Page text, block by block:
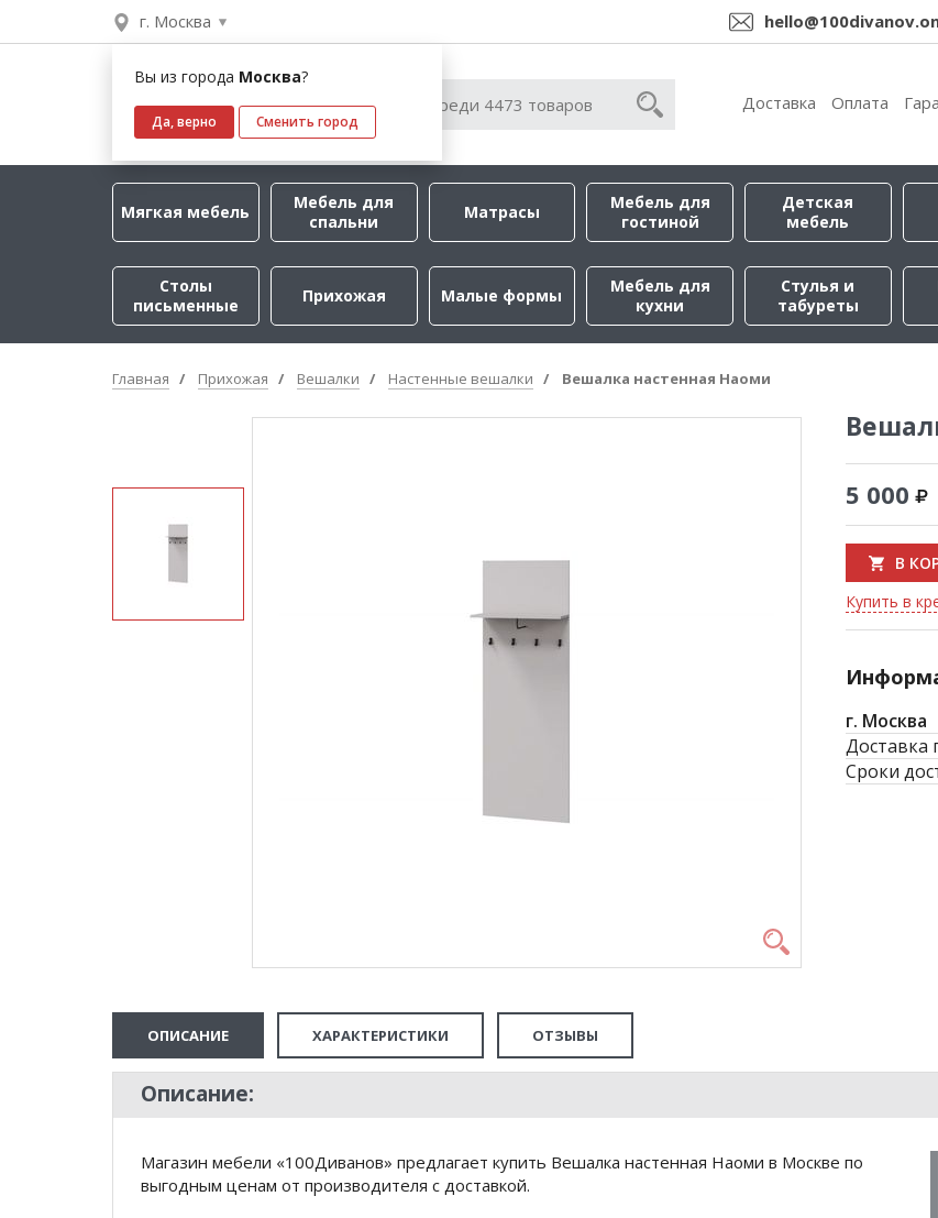
г. Москва
Вы из города Москва?
Да, верно Сменить город
Доставка Оплата
Мягкая мебель
Мебель для
спальни
Матрасы
Мебель для
гостиной
Детская
мебель
Столы
письменные
Прихожая Малые формы
Мебель для
кухни
Стулья и
табуреты
Главная Прихожая Вешалки Настенные вешалки Вешалка настенная Наоми
5 000
В
Купить в
г. Москва
Доставка
Сроки
ОПИСАНИЕ ХАРАКТЕРИСТИКИ ОТЗЫВЫ
Описание:
Магазин мебели «100Диванов» предлагает купить Вешалка настенная Наоми в Москве по
выгодным ценам от производителя с доставкой.